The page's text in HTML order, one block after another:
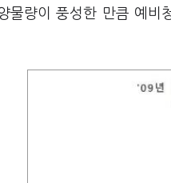
물량이 풍성한 만큼 예비